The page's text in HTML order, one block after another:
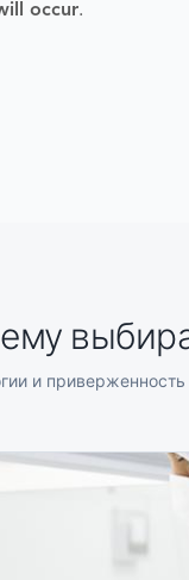
occur.
и